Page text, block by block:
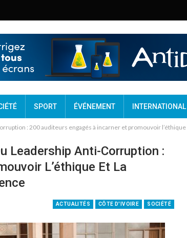
SPORT ÉVÉNEMENT INTERNATIONAL
: 200 auditeurs engagés à incarner et promouvoir
Leadership Anti-Corruption :
L’éthique Et La
ACTUALITÉS CÔTE D'IVOIRE SOCIÉTÉ